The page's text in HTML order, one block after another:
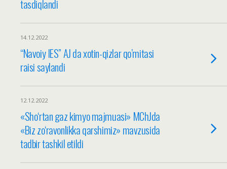
tasdiqlandi
14.12.2022
“Navoiy IES” AJ da xotin-qizlar qo’mitasi
raisi saylandi
12.12.2022
«Sho‘rtan gaz kimyo majmuasi» MChJda
«Biz zo‘ravonlikka qarshimiz» mavzusida
tadbir tashkil etildi